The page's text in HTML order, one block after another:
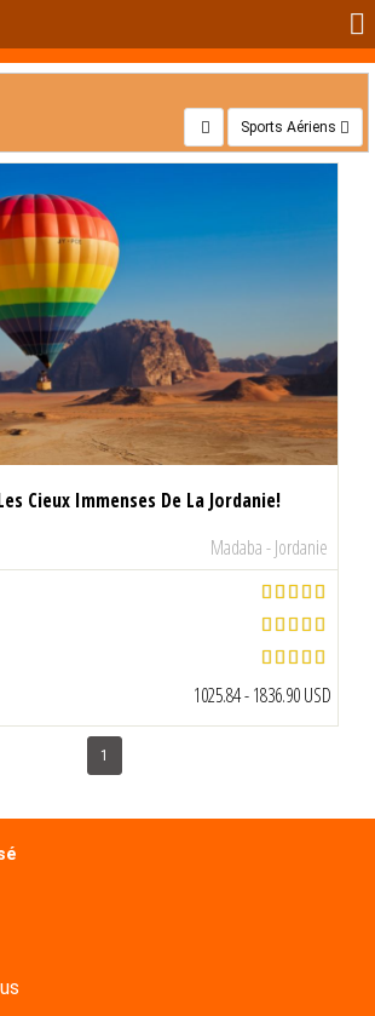
Sports Aériens
Cieux Immenses De La Jordanie!
Madaba - Jordanie
1025.84 - 1836.90 USD
1